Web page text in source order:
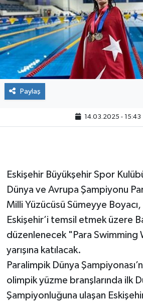
Paylaş
14.03.2025 - 15:43
Eskişehir Büyükşehir Spor
Dünya ve Avrupa Şampiyonu
Milli Yüzücüsü Sümeyye
Eskişehir’i temsil etmek üzere
düzenlenecek "Para Swimming
yarışına katılacak.
Paralimpik Dünya
olimpik yüzme branşlarında ilk
Şampiyonluğuna ulaşan